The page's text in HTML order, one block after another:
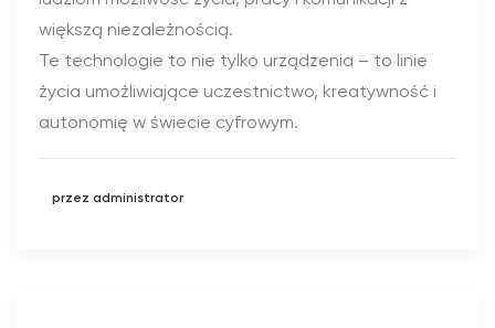
większą niezależnością.
Te technologie to nie tylko urządzenia – to linie
życia umożliwiające uczestnictwo, kreatywność i
autonomię w świecie cyfrowym.
przez administrator